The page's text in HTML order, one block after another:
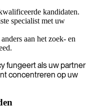
kandidaten.
specialist met uw
aan het zoek- en
fungeert als uw partner
concentreren op uw